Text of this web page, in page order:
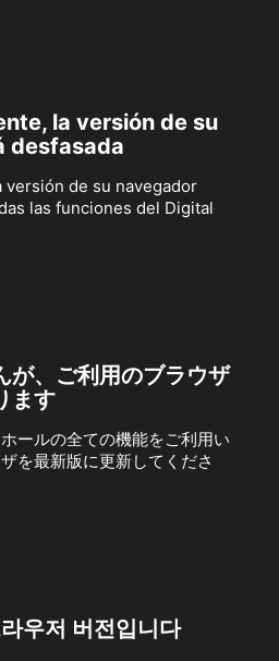
la versión de su
desfasada
versión de su navegador
las funciones del Digital
が、ご利用のブラウザ
ます
ールの全ての機能をご利用い
を最新版に更新してくださ
우저 버전입니다